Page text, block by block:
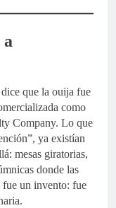
que la ouija fue
como
Company. Lo que
ya existían
mesas giratorias,
donde las
fue un invento: fue